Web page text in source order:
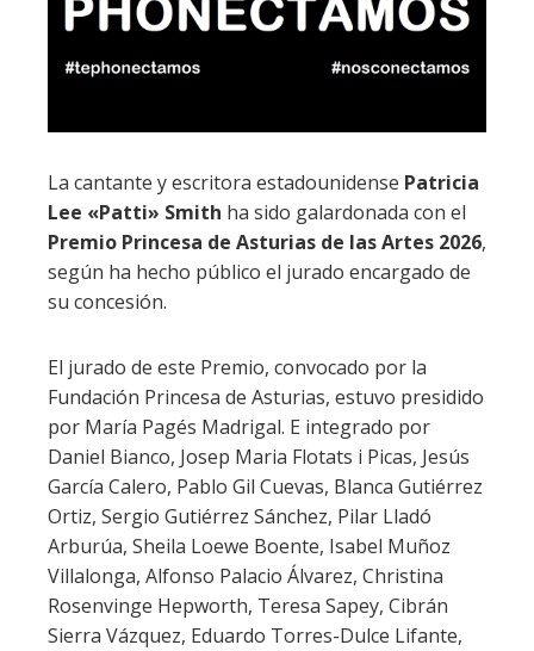
La cantante y escritora estadounidense Patricia
Lee «Patti» Smith ha sido galardonada con el
Premio Princesa de Asturias de las Artes 2026,
según ha hecho público el jurado encargado de
su concesión.
El jurado de este Premio, convocado por la
Fundación Princesa de Asturias, estuvo presidido
por María Pagés Madrigal. E integrado por
Daniel Bianco, Josep Maria Flotats i Picas, Jesús
García Calero, Pablo Gil Cuevas, Blanca Gutiérrez
Ortiz, Sergio Gutiérrez Sánchez, Pilar Lladó
Arburúa, Sheila Loewe Boente, Isabel Muñoz
Villalonga, Alfonso Palacio Álvarez, Christina
Rosenvinge Hepworth, Teresa Sapey, Cibrán
Sierra Vázquez, Eduardo Torres-Dulce Lifante,